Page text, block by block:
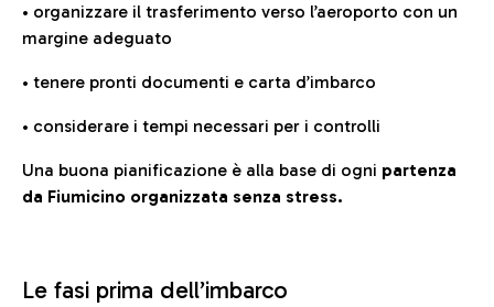
• organizzare il trasferimento verso l’aeroporto con un
margine adeguato
• tenere pronti documenti e carta d’imbarco
• considerare i tempi necessari per i controlli
Una buona pianificazione è alla base di ogni partenza
da Fiumicino organizzata senza stress.
Le fasi prima dell’imbarco